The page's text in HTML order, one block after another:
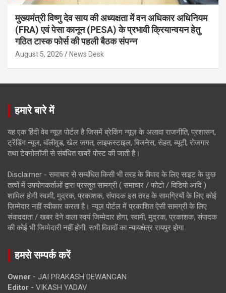
मुख्यमंत्री विष्णु देव साय की अध्यक्षता में वन अधिकार अधिनियम
(FRA) एवं पेसा कानून (PESA) के प्रभावी क्रियान्वयन हेतु
गठित टास्क फोर्स की पहली बैठक संपन्न
August 5, 2026 News Desk
हमारे बारे में
यह एक हिंदी वेब न्यूज़ पोर्टल है जिसमें ब्रेकिंग न्यूज़ के अलावा राजनीति, प्रशासन,
ट्रेंडिंग न्यूज, बॉलीवुड, खेल जगत, लाइफस्टाइल, बिजनेस, सेहत, ब्यूटी, रोजगार
तथा टेक्नोलॉजी से संबंधित खबरें पोस्ट की जाती है।
Disclaimer - समाचार से सम्बंधित किसी भी तरह के विवाद के लिए साइट के कुछ
तत्वों में उपयोगकर्ताओं द्वारा प्रस्तुत सामग्री ( समाचार / फोटो / विडियो आदि )
शामिल होगी स्वामी, मुद्रक, प्रकाशक, संपादक इस तरह के सामग्रियों के लिए कोई
ज़िम्मेदार नहीं स्वीकार करता है। न्यूज़ पोर्टल में प्रकाशित ऐसी सामग्री के लिए
संवाददाता / खबर देने वाला स्वयं जिम्मेदार होगा, स्वामी, मुद्रक, प्रकाशक, संपादक
की कोई भी जिम्मेदारी नहीं होगी. सभी विवादों का न्यायक्षेत्र रायपुर होगा
हमसे सम्पर्क करें
Owner - JAI PRAKASH DEWANGAN
Editor - VIKASH YADAV